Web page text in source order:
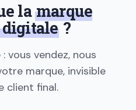
lamarque
?
vous vendez, nous
marque, invisible
client final.